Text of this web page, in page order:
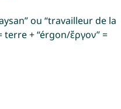
ou “travailleur de la
terre + “érgon/ἔργον” =